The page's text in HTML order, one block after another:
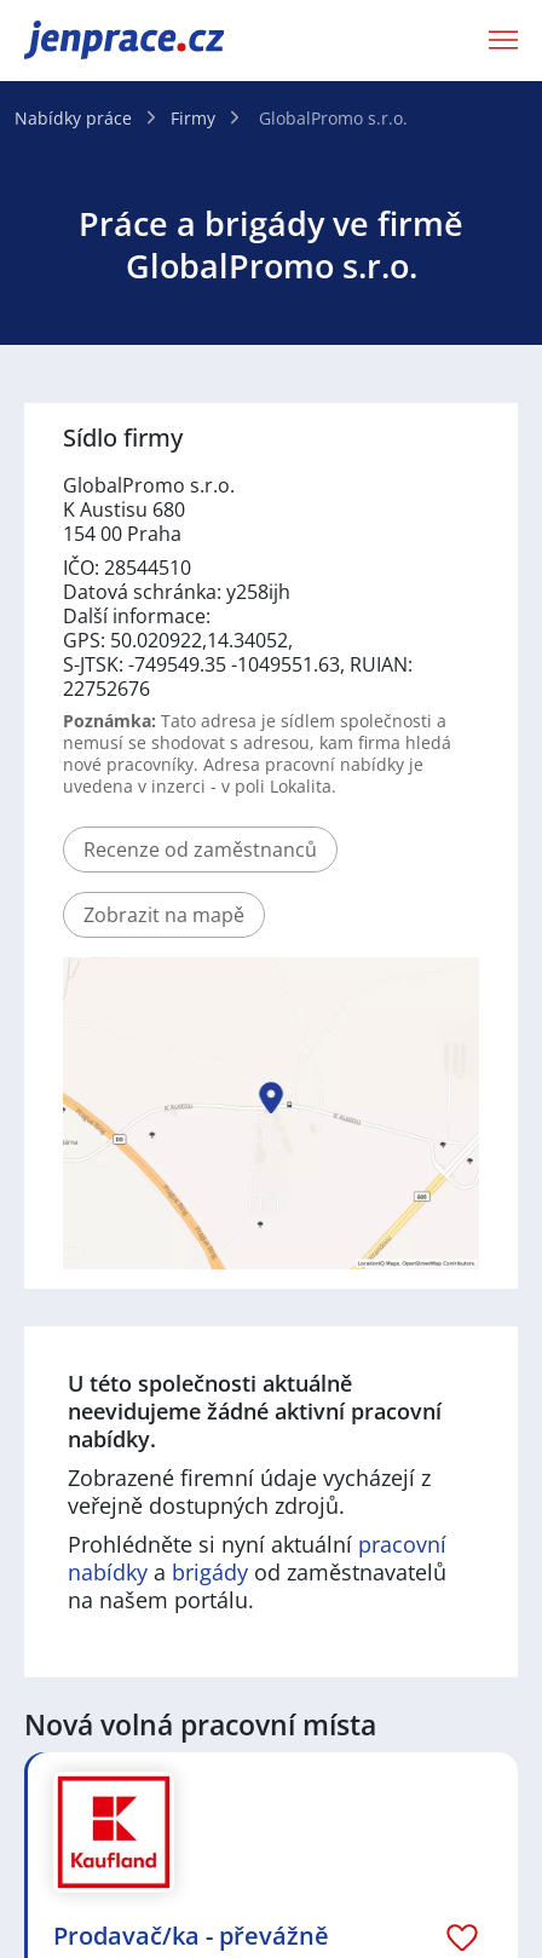
JenPráce.cz
Nabídky práce Firmy GlobalPromo s.r.o.
Práce a brigády ve firmě
GlobalPromo s.r.o.
Sídlo firmy
GlobalPromo s.r.o.
K Austisu 680
154 00 Praha
IČO: 28544510
Datová schránka: y258ijh
Další informace:
GPS: 50.020922,14.34052,
S-JTSK: -749549.35 -1049551.63, RUIAN:
22752676
Poznámka: Tato adresa je sídlem společnosti a
nemusí se shodovat s adresou, kam firma hledá
nové pracovníky. Adresa pracovní nabídky je
uvedena v inzerci - v poli Lokalita.
Recenze od zaměstnanců
Zobrazit na mapě
U této společnosti aktuálně
neevidujeme žádné aktivní pracovní
nabídky.
Zobrazené firemní údaje vycházejí z
veřejně dostupných zdrojů.
Prohlédněte si nyní aktuální pracovní
nabídky a brigády od zaměstnavatelů
na našem portálu.
Nová volná pracovní místa
Prodavač/ka - převážně